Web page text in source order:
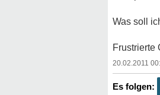
Was soll
Frustrierte
20.02.2011